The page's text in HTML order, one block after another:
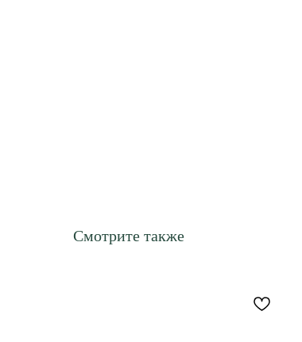
Смотрите также